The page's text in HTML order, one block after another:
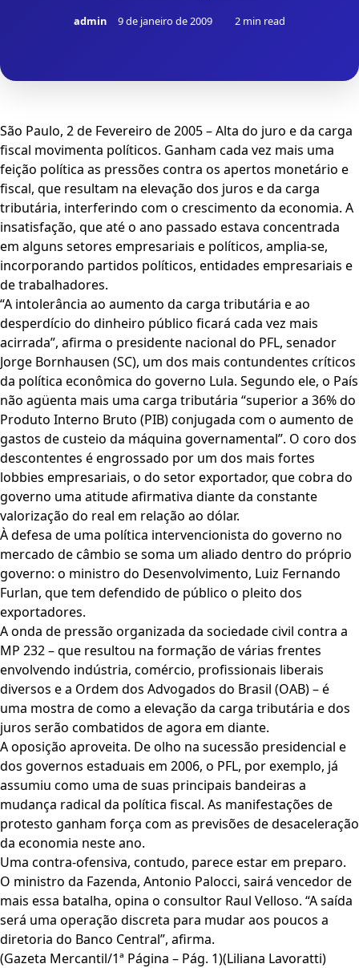
admin 9 de janeiro de 2009 2 min read
São Paulo, 2 de Fevereiro de 2005 – Alta do juro e da carga
fiscal movimenta políticos. Ganham cada vez mais uma
feição política as pressões contra os apertos monetário e
fiscal, que resultam na elevação dos juros e da carga
tributária, interferindo com o crescimento da economia. A
insatisfação, que até o ano passado estava concentrada
em alguns setores empresariais e políticos, amplia-se,
incorporando partidos políticos, entidades empresariais e
de trabalhadores.
“A intolerância ao aumento da carga tributária e ao
desperdício do dinheiro público ficará cada vez mais
acirrada”, afirma o presidente nacional do PFL, senador
Jorge Bornhausen (SC), um dos mais contundentes críticos
da política econômica do governo Lula. Segundo ele, o País
não agüenta mais uma carga tributária “superior a 36% do
Produto Interno Bruto (PIB) conjugada com o aumento de
gastos de custeio da máquina governamental”. O coro dos
descontentes é engrossado por um dos mais fortes
lobbies empresariais, o do setor exportador, que cobra do
governo uma atitude afirmativa diante da constante
valorização do real em relação ao dólar.
À defesa de uma política intervencionista do governo no
mercado de câmbio se soma um aliado dentro do próprio
governo: o ministro do Desenvolvimento, Luiz Fernando
Furlan, que tem defendido de público o pleito dos
exportadores.
A onda de pressão organizada da sociedade civil contra a
MP 232 – que resultou na formação de várias frentes
envolvendo indústria, comércio, profissionais liberais
diversos e a Ordem dos Advogados do Brasil (OAB) – é
uma mostra de como a elevação da carga tributária e dos
juros serão combatidos de agora em diante.
A oposição aproveita. De olho na sucessão presidencial e
dos governos estaduais em 2006, o PFL, por exemplo, já
assumiu como uma de suas principais bandeiras a
mudança radical da política fiscal. As manifestações de
protesto ganham força com as previsões de desaceleração
da economia neste ano.
Uma contra-ofensiva, contudo, parece estar em preparo.
O ministro da Fazenda, Antonio Palocci, sairá vencedor de
mais essa batalha, opina o consultor Raul Velloso. “A saída
será uma operação discreta para mudar aos poucos a
diretoria do Banco Central”, afirma.
(Gazeta Mercantil/1ª Página – Pág. 1)(Liliana Lavoratti)